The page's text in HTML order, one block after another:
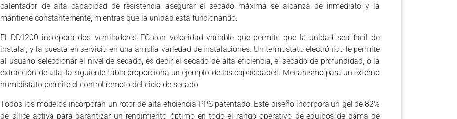
calentador de alta capacidad de resistencia asegurar el secado máxima se alcanza de inmediato y la
mantiene constantemente, mientras que la unidad está funcionando.
El DD1200 incorpora dos ventiladores EC con velocidad variable que permite que la unidad sea fácil de
instalar, y la puesta en servicio en una amplia variedad de instalaciones. Un termostato electrónico le permite
al usuario seleccionar el nivel de secado, es decir, el secado de alta eficiencia, el secado de profundidad, o la
extracción de alta, la siguiente tabla proporciona un ejemplo de las capacidades. Mecanismo para un externo
humidistato permite el control remoto del ciclo de secado
Todos los modelos incorporan un rotor de alta eficiencia PPS patentado. Este diseño incorpora un gel de 82%
de sílice activa para garantizar un rendimiento óptimo en todo el rango operativo de equipos de gama de